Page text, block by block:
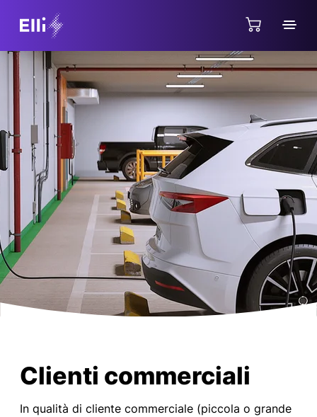
Clienti commerciali
In qualità di cliente commerciale (piccola o grande